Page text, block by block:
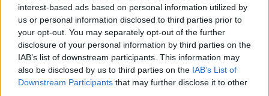
interest-based ads based on personal information utilized by
us or personal information disclosed to third parties prior to
your opt-out. You may separately opt-out of the further
disclosure of your personal information by third parties on the
IAB’s list of downstream participants. This information may
also be disclosed by us to third parties on the IAB’s List of
Downstream Participants that may further disclose it to other
KAPCSOLÓDÓ HÍREK
MWC: Ez a MeeGo utójda - videón a Jolla Sailfish
Ilyen a Nokia első tablete!